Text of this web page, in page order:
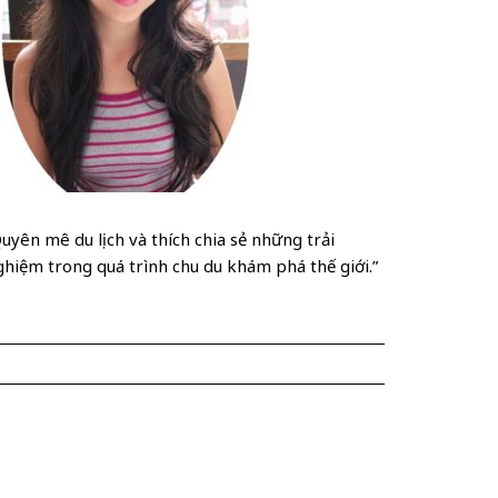
mê du lịch và thích chia sẻ những trải
trong quá trình chu du khám phá thế giới.”